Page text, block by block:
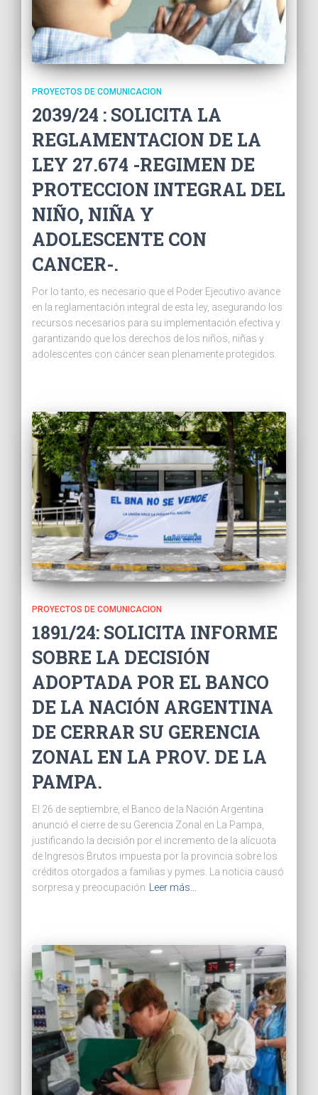
PROYECTOS DE COMUNICACION
2039/24 : SOLICITA LA
REGLAMENTACION DE LA
LEY 27.674 -REGIMEN DE
PROTECCION INTEGRAL DEL
NIÑO, NIÑA Y
ADOLESCENTE CON
CANCER-.
Por lo tanto, es necesario que el Poder Ejecutivo avance
en la reglamentación integral de esta ley, asegurando los
recursos necesarios para su implementación efectiva y
garantizando que los derechos de los niños, niñas y
adolescentes con cáncer sean plenamente protegidos.
PROYECTOS DE COMUNICACION
1891/24: SOLICITA INFORME
SOBRE LA DECISIÓN
ADOPTADA POR EL BANCO
DE LA NACIÓN ARGENTINA
DE CERRAR SU GERENCIA
ZONAL EN LA PROV. DE LA
PAMPA.
El 26 de septiembre, el Banco de la Nación Argentina
anunció el cierre de su Gerencia Zonal en La Pampa,
justificando la decisión por el incremento de la alícuota
de Ingresos Brutos impuesta por la provincia sobre los
créditos otorgados a familias y pymes. La noticia causó
sorpresa y preocupación
Leer más…